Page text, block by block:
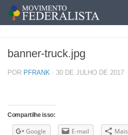
banner-truck.jpg
POR PFRANK · 30 DE JULHO DE 2017
Compartilhe isso:
Google E-mail Mais